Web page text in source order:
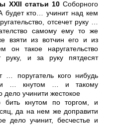
XXII статьи 10 Соборного
будет кто… учинит над кем
отсечет руку …
самому ему то же
взяти из вотчин его и из
он такое наругательство
руку, и за руку пятдесят
… поругатель кого нибудь
… кнутом … и такому
дело учинити жестокое
бить кнутом по торгом, и
да на нем же доправити
дело учинит, бесчестье и